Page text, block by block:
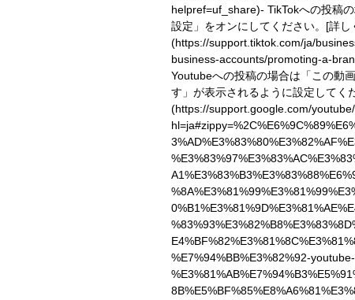
helpref=uf_share)- TikTokへの投稿
設定」をオンにしてください。 [詳し
(https://support.tiktok.com/ja/
business-accounts/promoting-a-
Youtubeへの投稿の場合は「この動
す」が表示されるように設定してく
(https://support.google.com/
%E7%94%BB%E3%82%92-youtube-